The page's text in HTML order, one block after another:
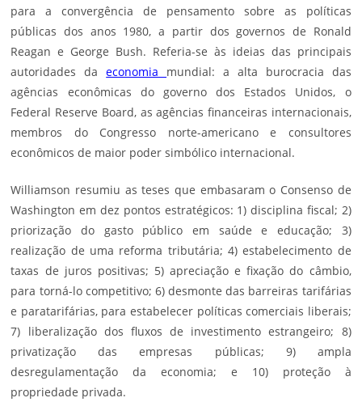
para a convergência de pensamento sobre as políticas
públicas dos anos 1980, a partir dos governos de Ronald
Reagan e George Bush. Referia-se às ideias das principais
autoridades daeconomia mundial: a alta burocracia das
agências econômicas do governo dos Estados Unidos, o
Federal Reserve Board, as agências financeiras internacionais,
membros do Congresso norte-americano e consultores
econômicos de maior poder simbólico internacional.
Williamson resumiu as teses que embasaram o Consenso de
Washington em dez pontos estratégicos: 1) disciplina fiscal; 2)
priorização do gasto público em saúde e educação; 3)
realização de uma reforma tributária; 4) estabelecimento de
taxas de juros positivas; 5) apreciação e fixação do câmbio,
para torná-lo competitivo; 6) desmonte das barreiras tarifárias
e paratarifárias, para estabelecer políticas comerciais liberais;
7) liberalização dos fluxos de investimento estrangeiro; 8)
privatização das empresas públicas; 9) ampla
desregulamentação da economia; e 10) proteção à
propriedade privada.